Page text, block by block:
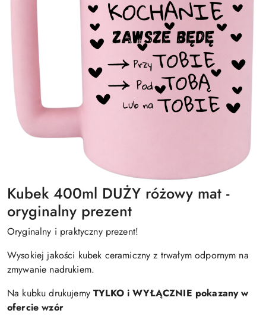
Kubek 400ml DUŻY różowy mat -
oryginalny prezent
Oryginalny i praktyczny prezent!
Wysokiej jakości kubek ceramiczny z trwałym odpornym na
zmywanie nadrukiem.
Na kubku drukujemyTYLKO i WYŁĄCZNIE pokazany w
ofercie wzór